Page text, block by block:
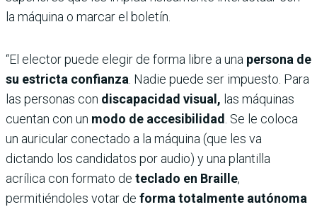
la máquina o marcar el boletín.
“El elector puede elegir de forma libre a una persona de
su estricta confianza . Nadie puede ser impuesto. Para
las personas con discapacidad visual, las máquinas
cuentan con un modo de accesibilidad . Se le coloca
un auricular conectado a la máquina (que les va
dictando los candidatos por audio) y una plantilla
acrílica con formato de teclado en Braille,
permitiéndoles votar de forma totalmente autónoma